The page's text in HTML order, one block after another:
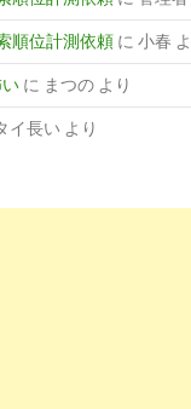
/bs/hokkaido/
テの看護師求人募集一
/career/osusume-11/
順位計測依頼 に 小春
に まつの より
イ長い より